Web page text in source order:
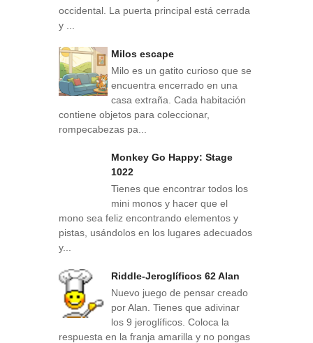
occidental. La puerta principal está cerrada
y ...
Milos escape
Milo es un gatito curioso que se
encuentra encerrado en una
casa extraña. Cada habitación
contiene objetos para coleccionar,
rompecabezas pa...
Monkey Go Happy: Stage
1022
Tienes que encontrar todos los
mini monos y hacer que el
mono sea feliz encontrando elementos y
pistas, usándolos en los lugares adecuados
y...
Riddle-Jeroglíficos 62 Alan
Nuevo juego de pensar creado
por Alan. Tienes que adivinar
los 9 jeroglíficos. Coloca la
respuesta en la franja amarilla y no pongas